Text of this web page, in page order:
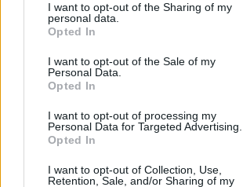
I want to opt-out of the Sharing of my
personal data.
Opted In
I want to opt-out of the Sale of my
Personal Data.
Opted In
I want to opt-out of processing my
Personal Data for Targeted Advertising.
Opted In
I want to opt-out of Collection, Use,
Retention, Sale, and/or Sharing of my
Daugiau